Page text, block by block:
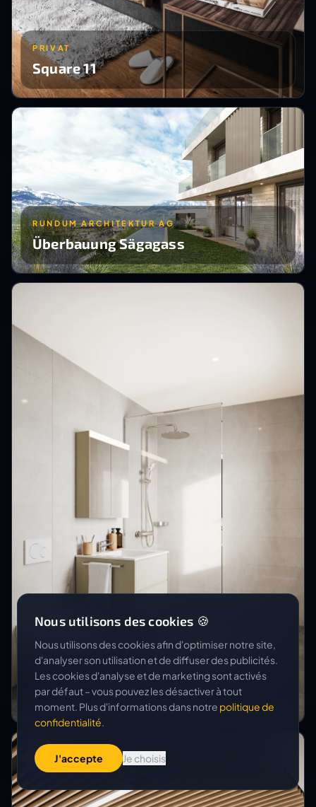
PRIVAT
Square 11
RUNDUM ARCHITEKTUR AG
Überbauung Sägagass
BGS & PARTNER ARCHITEKTEN AG
Umutzung Praxis
Nous utilisons des cookies 🍪
Nous utilisons des cookies afin d'optimiser notre site,
d'analyser son utilisation et de diffuser des publicités.
Les cookies d'analyse et de marketing sont activés
par défaut – vous pouvez les désactiver à tout
moment. Plus d'informations dans notre politique de
confidentialité.
J'accepte Je choisis